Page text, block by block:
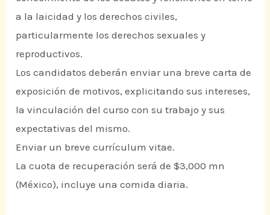
a la laicidad y los derechos civiles,
particularmente los derechos sexuales y
reproductivos.
Los candidatos deberán enviar una breve carta de
exposición de motivos, explicitando sus intereses,
la vinculación del curso con su trabajo y sus
expectativas del mismo.
Enviar un breve currículum vitae.
La cuota de recuperación será de $3,000 mn
(México), incluye una comida diaria.